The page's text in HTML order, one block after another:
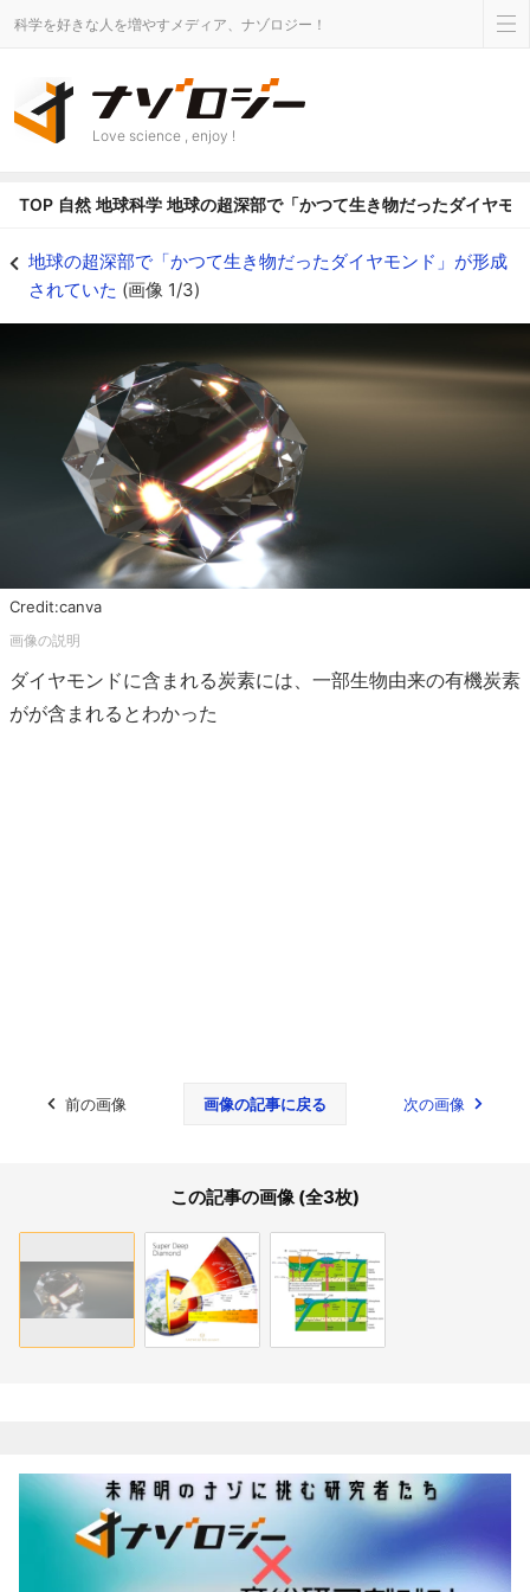
科学を好きな人を増やすメディア、ナゾロジー！
Love science , enjoy !
TOP 自然 地球科学 地球の超深部で「かつて生き物だったダイヤモ
地球の超深部で「かつて生き物だったダイヤモンド」が形成
されていた (画像 1/3)
Credit:canva
ダイヤモンドに含まれる炭素には、一部生物由来の有機炭素
がが含まれるとわかった
前の画像 画像の記事に戻る 次の画像
この記事の画像 (全3枚)